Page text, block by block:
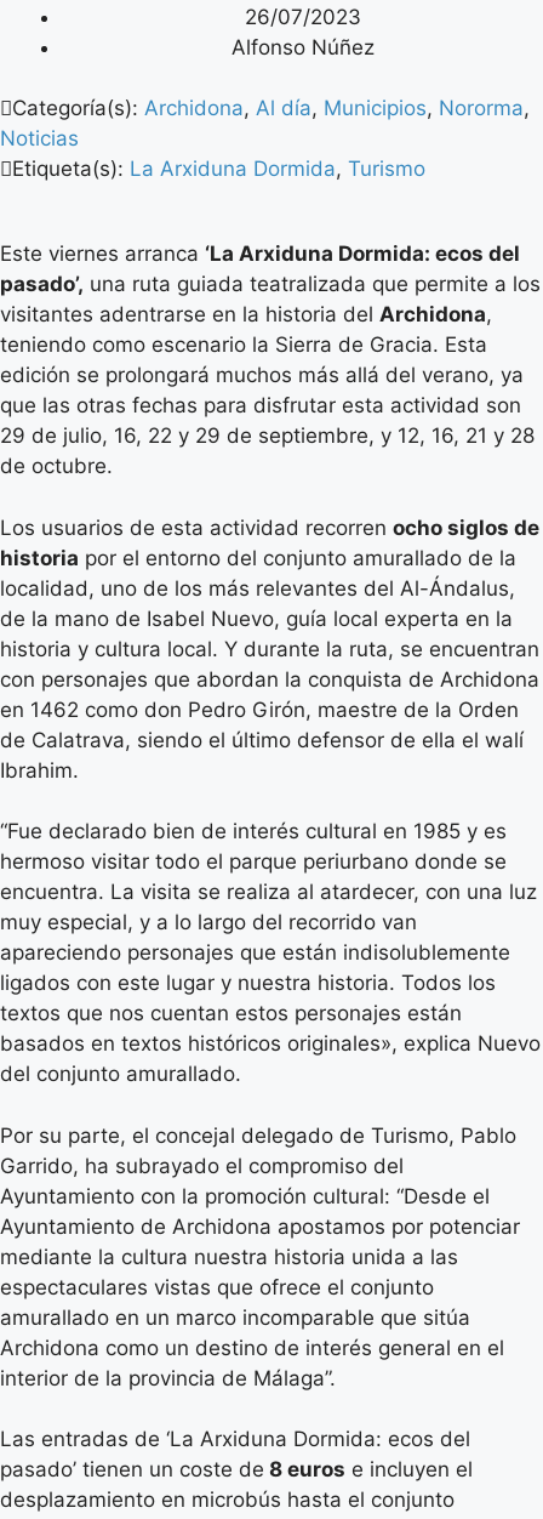
26/07/2023
Alfonso Núñez
Categoría(s): Archidona, Al día, Municipios, Nororma,
Noticias
Etiqueta(s): La Arxiduna Dormida, Turismo
Este viernes arranca ‘La Arxiduna Dormida: ecos del
pasado’, una ruta guiada teatralizada que permite a los
visitantes adentrarse en la historia del Archidona,
teniendo como escenario la Sierra de Gracia. Esta
edición se prolongará muchos más allá del verano, ya
que las otras fechas para disfrutar esta actividad son
29 de julio, 16, 22 y 29 de septiembre, y 12, 16, 21 y 28
de octubre.
Los usuarios de esta actividad recorren ocho siglos de
historia por el entorno del conjunto amurallado de la
localidad, uno de los más relevantes del Al-Ándalus,
de la mano de Isabel Nuevo, guía local experta en la
historia y cultura local. Y durante la ruta, se encuentran
con personajes que abordan la conquista de Archidona
en 1462 como don Pedro Girón, maestre de la Orden
de Calatrava, siendo el último defensor de ella el walí
Ibrahim.
“Fue declarado bien de interés cultural en 1985 y es
hermoso visitar todo el parque periurbano donde se
encuentra. La visita se realiza al atardecer, con una luz
muy especial, y a lo largo del recorrido van
apareciendo personajes que están indisolublemente
ligados con este lugar y nuestra historia. Todos los
textos que nos cuentan estos personajes están
basados en textos históricos originales», explica Nuevo
del conjunto amurallado.
Por su parte, el concejal delegado de Turismo, Pablo
Garrido, ha subrayado el compromiso del
Ayuntamiento con la promoción cultural: “Desde el
Ayuntamiento de Archidona apostamos por potenciar
mediante la cultura nuestra historia unida a las
espectaculares vistas que ofrece el conjunto
amurallado en un marco incomparable que sitúa
Archidona como un destino de interés general en el
interior de la provincia de Málaga”.
Las entradas de ‘La Arxiduna Dormida: ecos del
pasado’ tienen un coste de 8 euros e incluyen el
desplazamiento en microbús hasta el conjunto